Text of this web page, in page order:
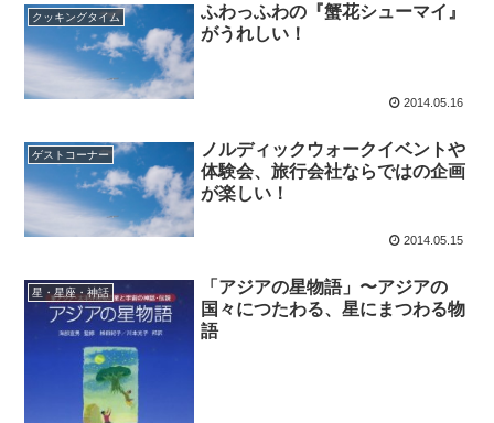
クッキングタイム
ふわっふわの『蟹花シューマイ』
がうれしい！
2014.05.16
ゲストコーナー
ノルディックウォークイベントや
体験会、旅行会社ならではの企画
が楽しい！
2014.05.15
星・星座・神話
「アジアの星物語」〜アジアの
国々につたわる、星にまつわる物
語